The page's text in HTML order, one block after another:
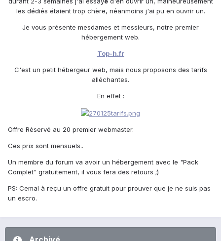
les dédiés étaient trop chère, néanmoins j'ai pu en ouvrir un.
Je vous présente mesdames et messieurs, notre premier
hébergement web.
Top-h.fr
C'est un petit hébergeur web, mais nous proposons des tarifs
alléchantes.
En effet :
Offre Réservé au 20 premier webmaster.
Ces prix sont mensuels..
Un membre du forum va avoir un hébergement avec le "Pack
Complet" gratuitement, il vous fera des retours ;)
PS: Cemal à reçu un offre gratuit pour prouver que je ne suis pas
un escro.